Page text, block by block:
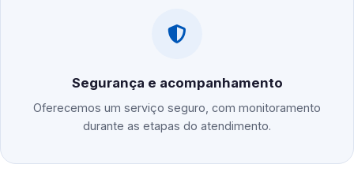
Segurança e acompanhamento
Oferecemos um serviço seguro, com monitoramento
durante as etapas do atendimento.